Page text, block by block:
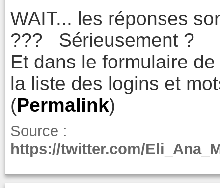
WAIT... les réponses
??? Sérieusement ?
Et dans le formulaire
la liste des logins et
(Permalink)
Source :
https://twitter.com/